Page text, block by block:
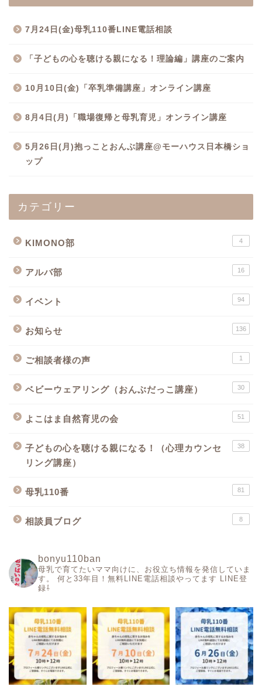
7月24日(金)母乳110番LINE電話相談
「子どもの心を聴ける親になる！理論編」講座のご案内
10月10日(金)「卒乳準備講座」オンライン講座
8月4日(月)「職場復帰と母乳育児」オンライン講座
5月26日(月)抱っことおんぶ講座@モーハウス日本橋ショ
ップ
カテゴリー
KIMONO部 4
アルバ部 16
イベント 94
お知らせ 136
ご相談者様の声 1
ベビーウェアリング（おんぶだっこ講座） 30
よこはま自然育児の会 51
子どもの心を聴ける親になる！（心理カウンセ
リング講座）
38
母乳110番 81
相談員ブログ 8
bonyu110ban
母乳で育てたいママ向けに、お役立ち情報を発信していま
す。
何と33年目！無料LINE電話相談やってます LINE登
録⇩